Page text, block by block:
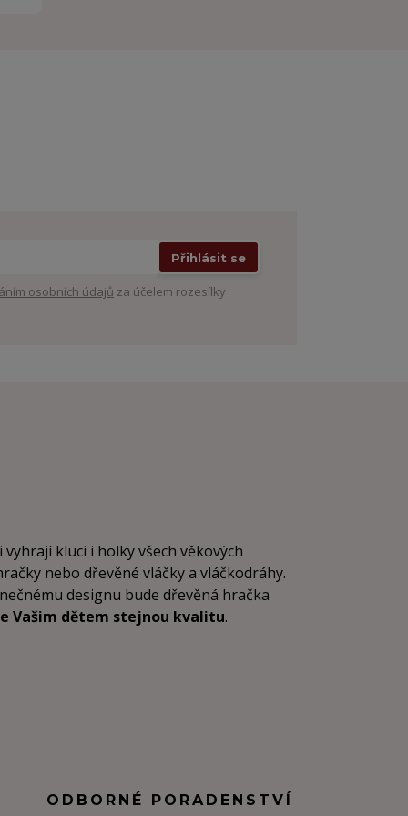
Přihlásit se
osobních údajů za účelem rozesílky
vyhrají kluci i holky všech věkových
nebo dřevěné vláčky a vláčkodráhy.
designu bude dřevěná hračka
Vašim dětem stejnou kvalitu.
ODBORNÉ PORADENSTVÍ